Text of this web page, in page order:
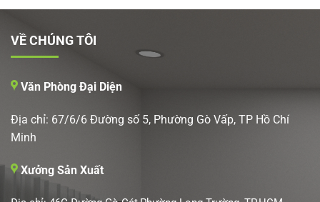
VỀ CHÚNG TÔI
Văn Phòng Đại Diện
Địa chỉ: 67/6/6 Đường số 5, Phường Gò Vấp, TP Hồ Chí
Minh
Xưởng Sản Xuất